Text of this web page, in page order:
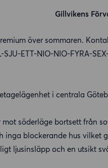
Gillvikens
över sommaren.
SJU-ETT-NIO-NIO-FYRA-
i centrala
söderläge bortsett från
inga blockerande hus vilket
ljusinsläpp och en utsikt